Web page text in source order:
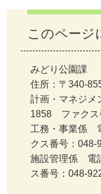
このページ
みどり公園課
住所：〒340-
計画・マネジ
1858 ファクス
工務・事業係
クス番号：048-
施設管理係 電
ス番号：048-